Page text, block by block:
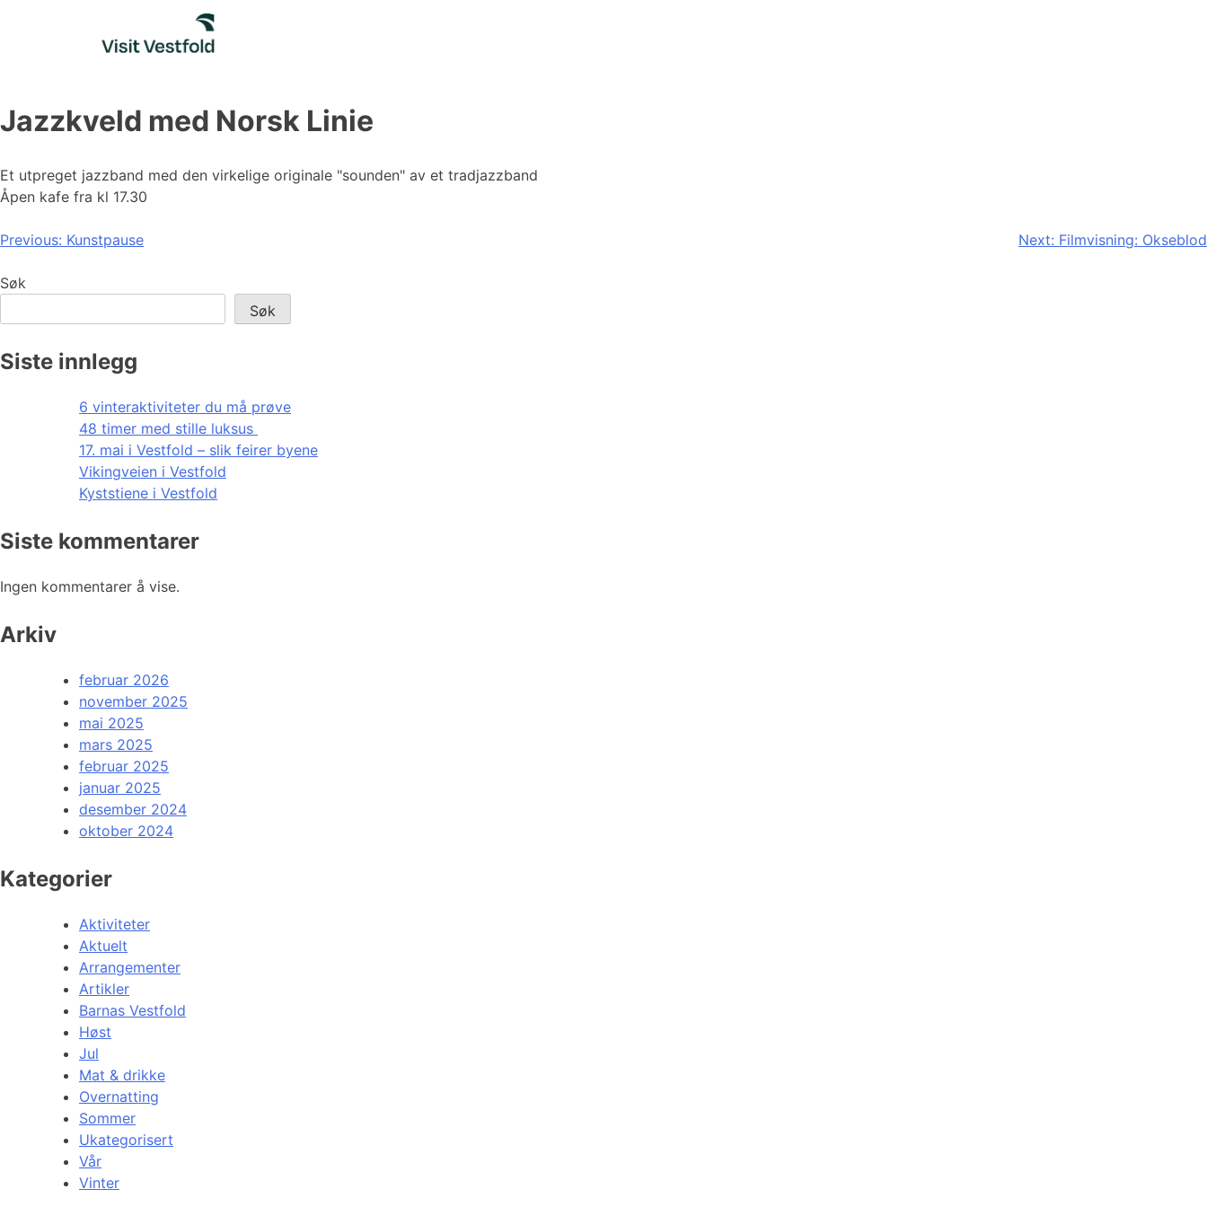
Jazzkveld med Norsk Linie
Et utpreget jazzband med den virkelige originale "sounden" av et tradjazzband
Åpen kafe fra kl 17.30
Innleggsnavigasjon
Previous: Kunstpause Next: Filmvisning: Okseblod
Søk
Søk
Siste innlegg
6 vinteraktiviteter du må prøve
48 timer med stille luksus
17. mai i Vestfold – slik feirer byene
Vikingveien i Vestfold
Kyststiene i Vestfold
Siste kommentarer
Ingen kommentarer å vise.
Arkiv
februar 2026
november 2025
mai 2025
mars 2025
februar 2025
januar 2025
desember 2024
oktober 2024
Kategorier
Aktiviteter
Aktuelt
Arrangementer
Artikler
Barnas Vestfold
Høst
Jul
Mat & drikke
Overnatting
Sommer
Ukategorisert
Vår
Vinter